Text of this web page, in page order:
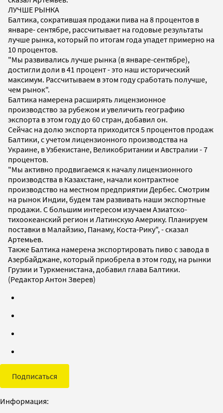
ЛУЧШЕ РЫНКА
Балтика, сократившая продажи пива на 8 процентов в
январе- сентябре, рассчитывает на годовые результаты
лучше рынка, который по итогам года упадет примерно на
10 процентов.
"Мы развивались лучше рынка (в январе-сентябре),
достигли доли в 41 процент - это наш исторический
максимум. Рассчитываем в этом году сработать получше,
чем рынок".
Балтика намерена расширять лицензионное
производство за рубежом и увеличить географию
экспорта в этом году до 60 стран, добавил он.
Сейчас на долю экспорта приходится 5 процентов продаж
Балтики, с учетом лицензионного производства на
Украине, в Узбекистане, Великобритании и Австралии - 7
процентов.
"Мы активно продвигаемся к началу лицензионного
производства в Казахстане, начали контрактное
производство на местном предприятии Дербес. Смотрим
на рынок Индии, будем там развивать наши экспортные
продажи. С большим интересом изучаем Азиатско-
тихоокеанский регион и Латинскую Америку. Планируем
поставки в Малайзию, Панаму, Коста-Рику", - сказал
Артемьев.
Также Балтика намерена экспортировать пиво с завода в
Азербайджане, который приобрела в этом году, на рынки
Грузии и Туркменистана, добавил глава Балтики.
(Редактор Антон Зверев)
Подписаться
Информация: